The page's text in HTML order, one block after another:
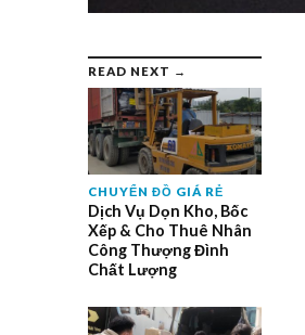
READ NEXT →
CHUYỂN ĐỒ GIÁ RẺ
Dịch Vụ Dọn Kho, Bốc
Xếp & Cho Thuê Nhân
Công Thượng Đình
Chất Lượng